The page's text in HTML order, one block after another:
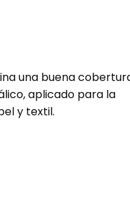
una buena
aplicado para la
y textil.